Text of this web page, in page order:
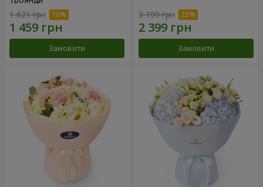
1 621 грн
Замовити
3 199 грн
Замовити